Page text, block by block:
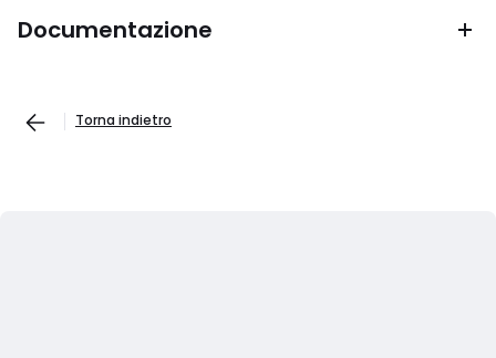
Documentazione
Torna indietro